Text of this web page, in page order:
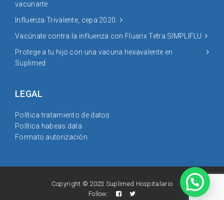
vacunarte
Influenza Trivalente, cepa 2020.
Vacúnate contra la influenza con Fluarix Tetra SIMPLIFLU
Protege a tu hijo con una vacuna hexavalente en
Suplimed
LEGAL
Política tratamiento de datos
Política habeas data
Formato autorización
Copyright © 2023 Suplimed Hospitalario
Follow: